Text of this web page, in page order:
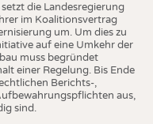
die Landesregierung
im Koalitionsvertrag
um. Um dies zu
auf eine Umkehr der
muss begründet
einer Regelung. Bis Ende
Berichts-,
aus,
sind.